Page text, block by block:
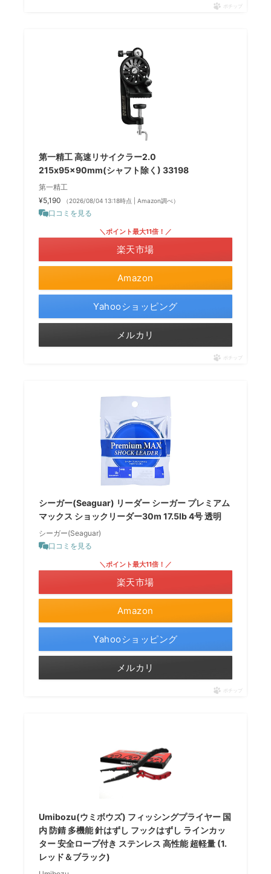
ポチップ
第一精工 高速リサイクラー2.0
215x95x90mm(シャフト除く) 33198
第一精工
¥5,190
（2026/08/04 13:18時点 | Amazon調べ）
口コミを見る
Amazon
＼ポイント最大11倍！／
楽天市場
Yahooショッピング
メルカリ
ポチップ
シーガー(Seaguar) リーダー シーガー プレミアム
マックス ショックリーダー30m 17.5lb 4号 透明
シーガー(Seaguar)
口コミを見る
Amazon
＼ポイント最大11倍！／
楽天市場
Yahooショッピング
メルカリ
ポチップ
Umibozu(ウミボウズ) フィッシングプライヤー 国
内 防錆 多機能 針はずし フックはずし ラインカッ
ター 安全ロープ付き ステンレス 高性能 超軽量 (1.
レッド＆ブラック)